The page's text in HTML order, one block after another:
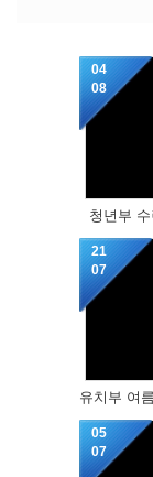
04
08
청년부
21
07
05
07